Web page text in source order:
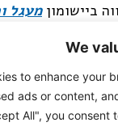
We
to enhance your
ads or content,
All", you consent
מעגל
ישרי זווית
הצהרת